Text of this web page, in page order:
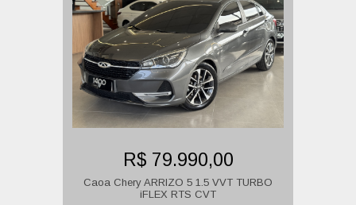
R$ 79.990,00
Caoa Chery ARRIZO 5 1.5 VVT TURBO
iFLEX RTS CVT